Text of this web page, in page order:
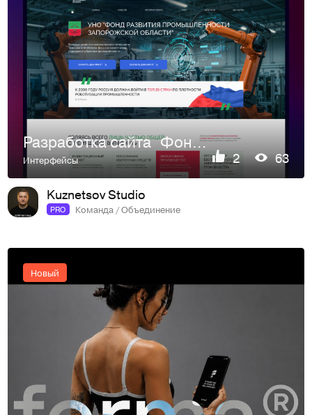
Разработка сайта Фонда развития промышленности Запорожской …
Интерфейсы 2 63
Kuznetsov Studio
PRO Команда / Объединение
Новый